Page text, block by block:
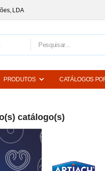
LDA
PRODUTOS CATÁLOGOS
catálogo(s)